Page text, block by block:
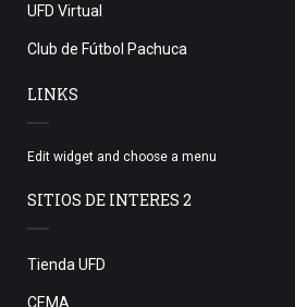
UFD Virtual
Club de Fútbol Pachuca
LINKS
Edit widget and choose a menu
SITIOS DE INTERES 2
Tienda UFD
CEMA